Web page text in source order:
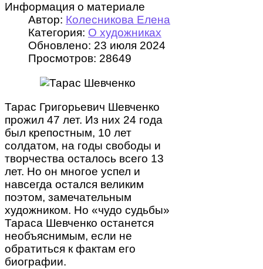
Информация о материале
Автор: Колесникова Елена
Категория: О художниках
Обновлено: 23 июля 2024
Просмотров: 28649
Тарас Григорьевич Шевченко
прожил 47 лет. Из них 24 года
был крепостным, 10 лет
солдатом, на годы свободы и
творчества осталось всего 13
лет. Но он многое успел и
навсегда остался великим
поэтом, замечательным
художником. Но «чудо судьбы»
Тараса Шевченко останется
необъяснимым, если не
обратиться к фактам его
биографии.